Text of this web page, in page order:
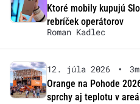
Ktoré mobily kupujú
rebríček operátorov
Roman Kadlec
12. júla 2026 •
3m
Orange na Pohode
sprchy aj teplotu v